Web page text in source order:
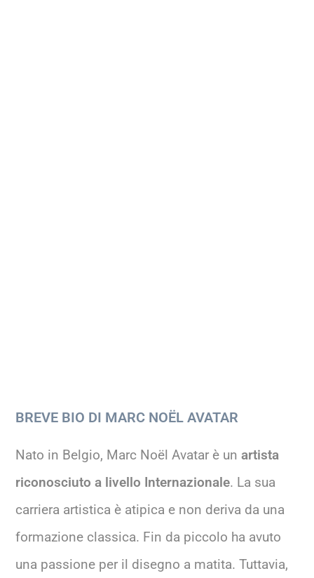
BREVE BIO DI MARC NOËL AVATAR
Nato in Belgio, Marc Noël Avatar è unartista
riconosciuto a livello Internazionale. La sua
carriera artistica è atipica e non deriva da una
formazione classica. Fin da piccolo ha avuto
una passione per il disegno a matita. Tuttavia,